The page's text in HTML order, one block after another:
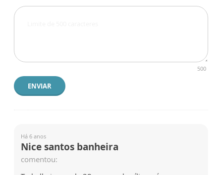
500
ENVIAR
Há 6 anos
Nice santos banheira
comentou: